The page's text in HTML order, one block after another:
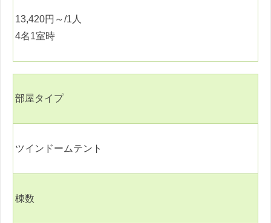
13,420円～/1 人
4名1室時
部屋タイプ
ツインドームテント
棟数